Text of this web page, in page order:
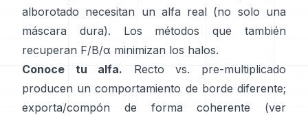
alborotado necesitan un alfa real (no solo una
máscara dura). Los métodos que también
recuperan F/B/α minimizan los halos.
Conoce tu alfa.
Recto vs. pre-multiplicado
producen un comportamiento de borde diferente;
exporta/compón de forma coherente (ver